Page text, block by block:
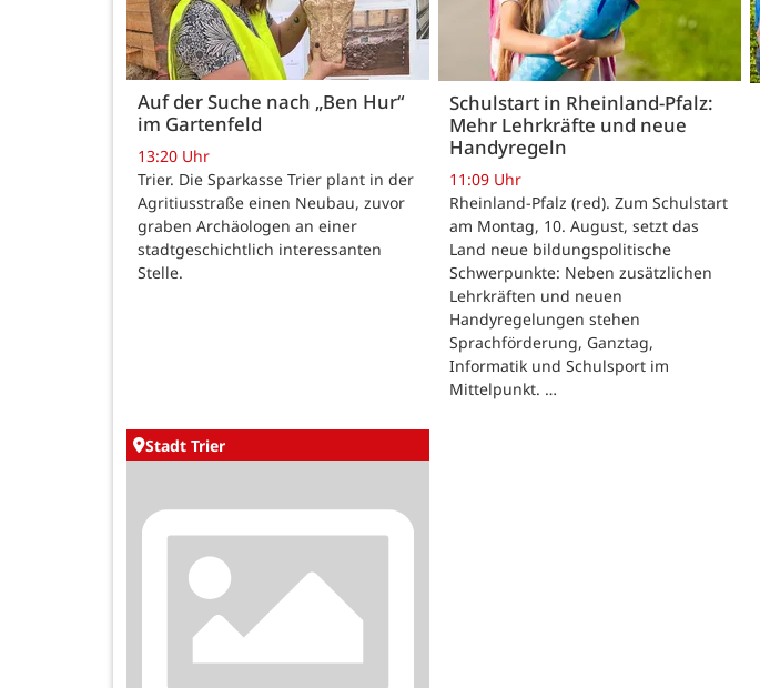
Auf der Suche nach „Ben Hur“
im Gartenfeld
13:20 Uhr
Trier. Die Sparkasse Trier plant in der
Agritiusstraße einen Neubau, zuvor
graben Archäologen an einer
stadtgeschichtlich interessanten
Stelle.
Schulstart in Rheinland-Pfalz:
Mehr Lehrkräfte und neue
Handyregeln
11:09 Uhr
Rheinland-Pfalz (red). Zum Schulstart
am Montag, 10. August, setzt das
Land neue bildungspolitische
Schwerpunkte: Neben zusätzlichen
Lehrkräften und neuen
Handyregelungen stehen
Sprachförderung, Ganztag,
Informatik und Schulsport im
Mittelpunkt. …
Stadt Trier